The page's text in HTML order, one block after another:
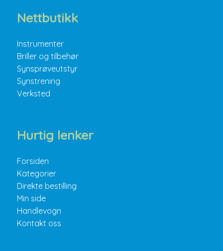
Nettbutikk
Instrumenter
Briller og tilbehør
Synsprøveutstyr
Synstrening
Verksted
Hurtig lenker
Forsiden
Kategorier
Direkte bestilling
Min side
Handlevogn
Kontakt oss